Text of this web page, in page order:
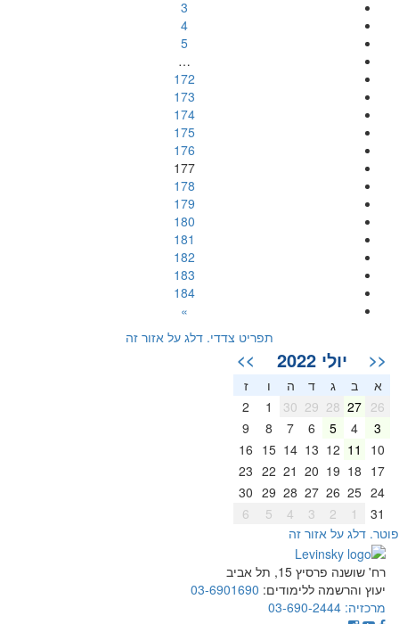
3
4
5
…
172
173
174
175
176
177
178
179
180
181
182
183
184
»
תפריט צדדי. דלג על אזור זה
<< יולי 2022 >>
א ב ג ד ה
ז
26
27
28
29
30
2
3
4
5
6
7
8
9
10
11
12
13
14
15
16
17
18
19
20
21
22
23
24
25
26
27
28
29
30
31
2
3
4
5
6
דלג על אזור זה
רח' שושנה פרסיץ 15, תל אביב
יעוץ והרשמה ללימודים: 03-6901690
מרכזיה: 03-690-2444